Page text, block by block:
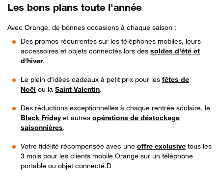
Les bons plans toute l'année
Avec Orange, de bonnes occasions à chaque saison :
Des promos récurrentes sur les téléphones mobiles, leurs
accessoires et objets connectés lors des soldes d'été et
d'hiver.
Le plein d'idées cadeaux à petit prix pour les fêtes de
Noël ou la Saint Valentin.
Des réductions exceptionnelles à chaque rentrée scolaire, le
Black Fridayet autres opérations de déstockage
saisonnières.
Votre fidélité récompensée avec une offre exclusive tous les
3 mois pour les clients mobile Orange sur un téléphone
portable ou objet connecté.D